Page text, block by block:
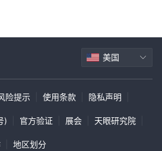
美国
险提示 使用条款 隐私声明
) 官方验证 展会 天眼研究院
地区划分